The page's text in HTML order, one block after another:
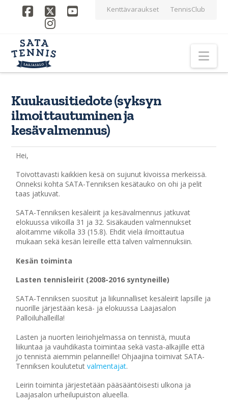
Kenttävaraukset TennisClub
Facebook
X YouTube
Instagram
Kuukausitiedote (syksyn
ilmoittautuminen ja
kesävalmennus)
Hei,
Toivottavasti kaikkien kesä on sujunut kivoissa merkeissä.
Onneksi kohta SATA-Tenniksen kesätauko on ohi ja pelit
taas jatkuvat.
SATA-Tenniksen kesäleirit ja kesävalmennus jatkuvat
elokuussa viikoilla 31 ja 32. Sisäkauden valmennukset
aloitamme viikolla 33 (15.8). Ehdit vielä ilmoittautua
mukaan sekä kesän leireille että talven valmennuksiin.
Kesän toiminta
Lasten tennisleirit (2008-2016 syntyneille)
SATA-Tenniksen suositut ja liikunnalliset kesäleirit lapsille ja
nuorille järjestään kesä- ja elokuussa Laajasalon
Palloiluhalleilla!
Lasten ja nuorten leiriohjelmassa on tennistä, muuta
liikuntaa ja vauhdikasta toimintaa sekä vasta-alkajille että
jo tennistä aiemmin pelanneille! Ohjaajina toimivat SATA-
Tenniksen koulutetutvalmentajat.
Leirin toiminta järjestetään pääsääntöisesti ulkona ja
Laajasalon urheilupuiston alueella.